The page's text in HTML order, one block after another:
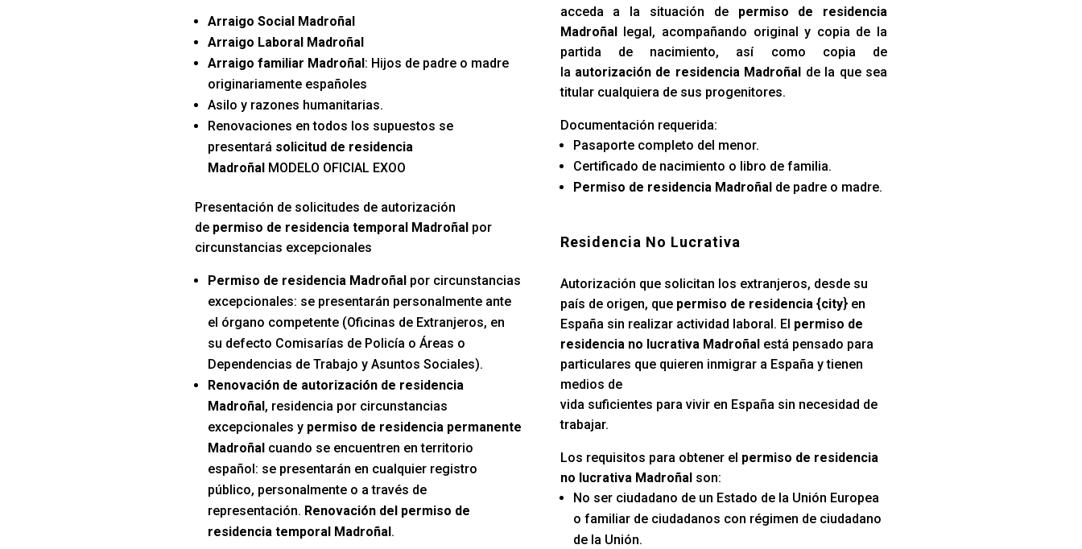
Arraigo Social Madroñal
Arraigo Laboral Madroñal
Arraigo familiar Madroñal: Hijos de padre o madre
originariamente españoles
Asilo y razones humanitarias.
Renovaciones en todos los supuestos se
presentará solicitud de residencia
MadroñalMODELO OFICIAL EXOO
Presentación de solicitudes de autorización
depermiso de residencia temporal Madroñal por
circunstancias excepcionales
Permiso de residencia Madroñalpor circunstancias
excepcionales: se presentarán personalmente ante
el órgano competente (Oficinas de Extranjeros, en
su defecto Comisarías de Policía o Áreas o
Dependencias de Trabajo y Asuntos Sociales).
Renovación de autorización de residencia
Madroñal, residencia por circunstancias
excepcionales y permiso de residencia permanente
Madroñalcuando se encuentren en territorio
español: se presentarán en cualquier registro
público, personalmente o a través de
representación. Renovación del permiso de
residencia temporal Madroñal.
acceda a la situación de permiso de residencia
Madroñallegal, acompañando original y copia de la
partida de nacimiento, así como copia de
la autorización de residencia Madroñal de la que sea
titular cualquiera de sus progenitores.
Documentación requerida:
Pasaporte completo del menor.
Certificado de nacimiento o libro de familia.
Permiso de residencia Madroñalde padre o madre.
Residencia No Lucrativa
Autorización que solicitan los extranjeros, desde su
país de origen, que permiso de residencia {city} en
España sin realizar actividad laboral. El permiso de
residencia no lucrativa Madroñal está pensado para
particulares que quieren inmigrar a España y tienen
medios de
vida suficientes para vivir en España sin necesidad de
trabajar.
Los requisitos para obtener el permiso de residencia
no lucrativa Madroñal son:
No ser ciudadano de un Estado de la Unión Europea
o familiar de ciudadanos con régimen de ciudadano
de la Unión.